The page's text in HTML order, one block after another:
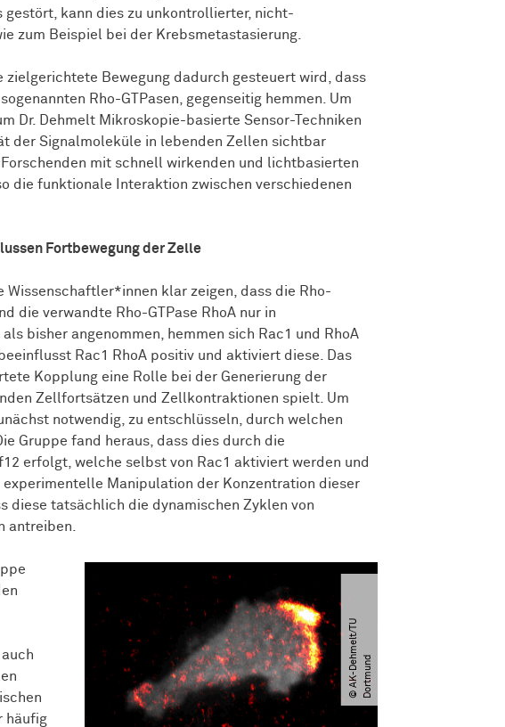
gestört, kann dies zu unkontrollierter, nicht-
zum Beispiel bei der Krebsmetastasierung.
zielgerichtete Bewegung dadurch gesteuert wird, dass
Rho-GTPasen, gegenseitig hemmen. Um
Dr. Dehmelt Mikroskopie-basierte Sensor-Techniken
der Signalmoleküle in lebenden Zellen sichtbar
mit schnell wirkenden und lichtbasierten
die funktionale Interaktion zwischen verschiedenen
Fortbewegung der Zelle
klar zeigen, dass die Rho-
die verwandte Rho-GTPase RhoA nur in
bisher angenommen, hemmen sich Rac1 und RhoA
Rac1 RhoA positiv und aktiviert diese. Das
Kopplung eine Rolle bei der Generierung der
Zellfortsätzen und Zellkontraktionen spielt. Um
notwendig, zu entschlüsseln, durch welchen
Gruppe fand heraus, dass dies durch die
erfolgt, welche selbst von Rac1 aktiviert werden und
experimentelle Manipulation der Konzentration dieser
diese tatsächlich die dynamischen Zyklen von
antreiben.
häufig
©
A
K
-
D
eh
m
e
l
t​
/​
T
U
D
o
r
t
m
u
nd